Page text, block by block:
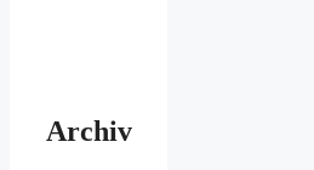
Archiv